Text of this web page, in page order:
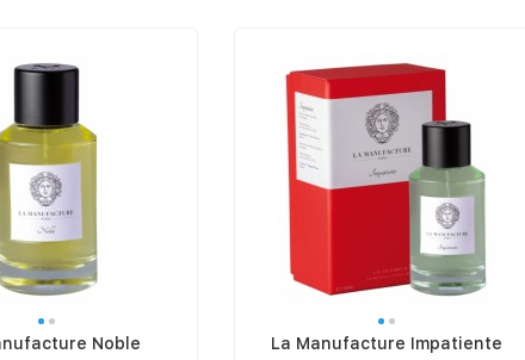
Noble La Manufacture Impatiente